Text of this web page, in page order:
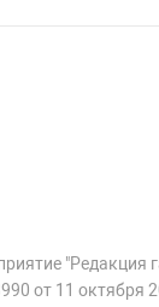
от 11 октября